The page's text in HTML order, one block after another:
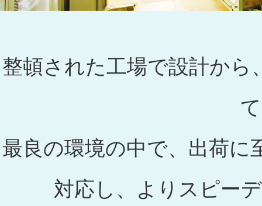
整頓された工場で設計から
最良の環境の中で、出荷に
対応し、よりスピー